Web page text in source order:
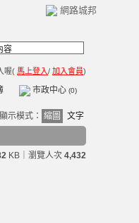
網路城邦
喔( 馬上登入/ 加入會員)
市政中心 (0)
顯示模式： 縮圖
文字
KB ｜瀏覽人次 4,432